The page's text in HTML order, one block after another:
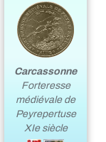
Carcassonne
Forteresse
médiévale de
Peyrepertuse
XIe siècle